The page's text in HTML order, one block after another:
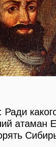
Ради
атаман